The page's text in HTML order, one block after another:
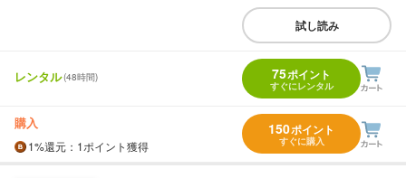
試し読み
レンタル(48時間) 75ポイント
すぐにレンタル
購入
1%還元 ：1ポイント獲得
150ポイント
すぐに購入